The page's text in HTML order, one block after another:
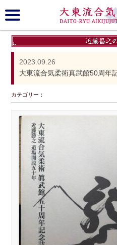
趣意
Schedule
近藤昌之 Blog/Information
Instagram
YouTube
Facebook
大東流合気柔術, 本部, Daito-ryu, Aiki-jujutsu
2023.09.26
大東流合気柔術真武館50周年
カテゴリー：